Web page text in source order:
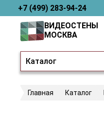
+7 (499) 283-94-24
Каталог
ВИДЕОСТЕНЫ
МОСКВА
Главная Каталог